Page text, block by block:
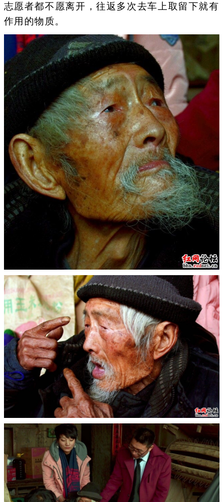
志愿者都不愿离开，往返多次去车上取留下就有
作用的物质。